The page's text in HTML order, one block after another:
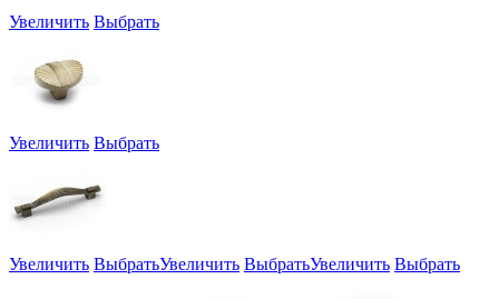
Увеличить Выбрать
Увеличить Выбрать
Увеличить ВыбратьУвеличить ВыбратьУвеличить Выбрать